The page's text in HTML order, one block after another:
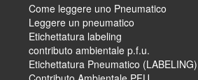
Come leggere uno Pneumatico
Leggere un pneumatico
Etichettatura labeling
contributo ambientale p.f.u.
Etichettatura Pneumatico (LABELING)